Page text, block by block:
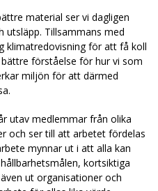
material ser vi dagligen
utsläpp. Tillsammans med
klimatredovisning för att få koll
förståelse för hur vi som
miljön för att därmed
utav medlemmar från olika
och ser till att arbetet fördelas
mynnar ut i att alla kan
kortsiktiga
ut organisationer och